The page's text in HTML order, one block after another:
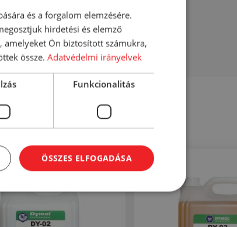
Konzerválószer (CIT/MIT)
és a forgalom elemzésére.
hirdetési és elemző
Ön biztosított számukra,
össze. Adatvédelmi irányelvek
Funkcionalitás
ÖSSZES ELFOGADÁSA